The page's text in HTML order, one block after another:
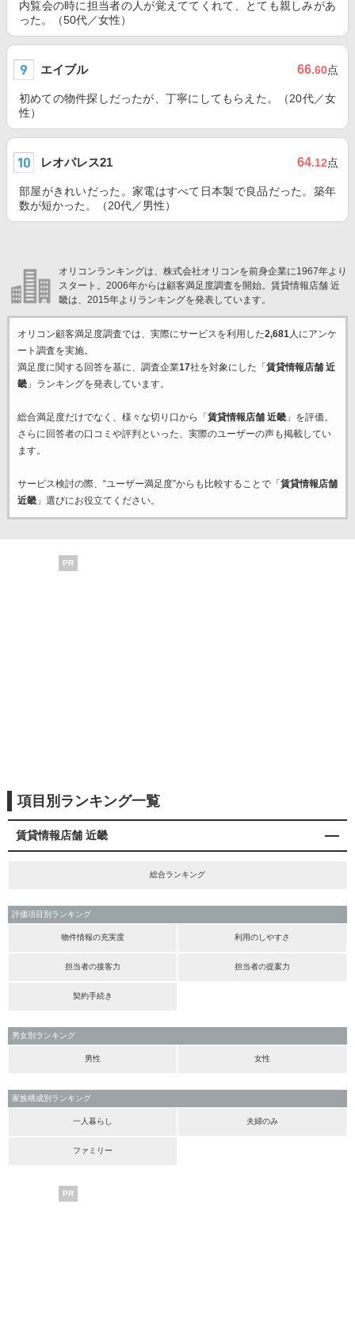
内覧会の時に担当者の人が覚えててくれて、とても親しみがあ
った。（50代／女性）
エイブル 66.60点
初めての物件探しだったが、丁寧にしてもらえた。（20代／女
性）
レオパレス21 64.12点
部屋がきれいだった。家電はすべて日本製で良品だった。築年
数が短かった。（20代／男性）
オリコンランキングは、株式会社オリコンを前身企業に1967年より
スタート。2006年からは顧客満足度調査を開始。賃貸情報店舗 近
畿は、2015年よりランキングを発表しています。
オリコン顧客満足度調査では、実際にサービスを利用した2,681人にアンケ
ート調査を実施。
満足度に関する回答を基に、調査企業17社を対象にした「 賃貸情報店舗 近
畿」ランキングを発表しています。
総合満足度だけでなく、様々な切り口から「 賃貸情報店舗 近畿」を評価。
さらに回答者の口コミや評判といった、実際のユーザーの声も掲載してい
ます。
サービス検討の際、“ユーザー満足度”からも比較することで「 賃貸情報店舗
近畿」選びにお役立てください。
PR
項目別ランキング一覧
賃貸情報店舗 近畿
総合ランキング
評価項目別ランキング
物件情報の充実度 利用のしやすさ
担当者の接客力 担当者の提案力
契約手続き
男女別ランキング
男性 女性
家族構成別ランキング
一人暮らし 夫婦のみ
ファミリー
PR